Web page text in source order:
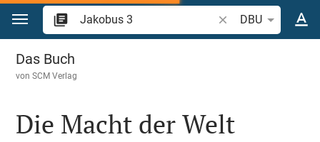
Zum Inhalt springen
Bibelstelle oder
DBU
Jakobus 3
Das Buch
vonSCM Verlag
Die Macht der Welt